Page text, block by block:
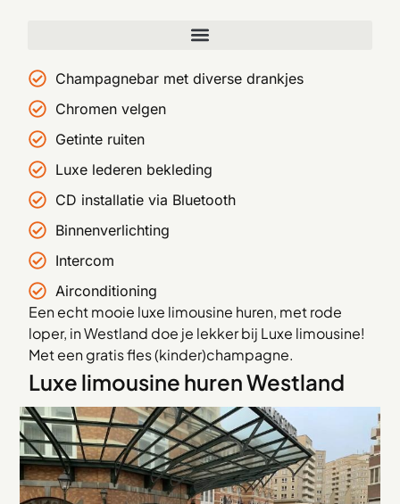
Champagnebar met diverse drankjes
Chromen velgen
Getinte ruiten
Luxe lederen bekleding
CD installatie via Bluetooth
Binnenverlichting
Intercom
Airconditioning
Een echt mooie luxe limousine huren, met rode
loper, in Westland doe je lekker bij Luxe limousine!
Met een gratis fles (kinder)champagne.
Luxe limousine huren Westland